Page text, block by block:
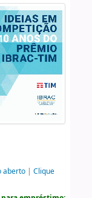
aberto| Clique